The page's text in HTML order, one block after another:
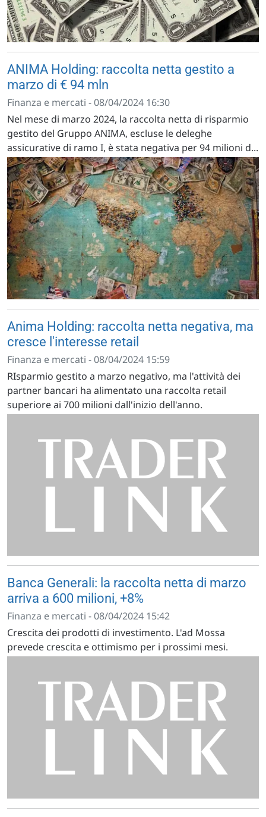
ANIMA Holding: raccolta netta gestito a
marzo di € 94 mln
Finanza e mercati - 08/04/2024 16:30
Nel mese di marzo 2024, la raccolta netta di risparmio
gestito del Gruppo ANIMA, escluse le deleghe
assicurative di ramo I, è stata negativa per 94 milioni d...
Anima Holding: raccolta netta negativa, ma
cresce l'interesse retail
Finanza e mercati - 08/04/2024 15:59
RIsparmio gestito a marzo negativo, ma l'attività dei
partner bancari ha alimentato una raccolta retail
superiore ai 700 milioni dall'inizio dell'anno.
Banca Generali: la raccolta netta di marzo
arriva a 600 milioni, +8%
Finanza e mercati - 08/04/2024 15:42
Crescita dei prodotti di investimento. L'ad Mossa
prevede crescita e ottimismo per i prossimi mesi.